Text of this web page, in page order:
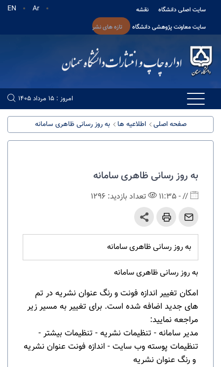
سایت اصلی دانشگاه
نقشه
سایت معاونت پژوهشی دانشگاه
تازه های نشر
EN Ar
امروز : 15 مرداد 1405
صفحه اصلی اطلاعیه ها به روز رسانی ظاهری سامانه
به روز رسانی ظاهری سامانه
// - 11:35 تعداد بازدید: 1296
به روز رسانی ظاهری سامانه
به روز رسانی ظاهری سامانه
امکان تغییر اندازه فونت و رنگ عنوان نشریه در تم
های جدید اضافه شده است. برای تغییر به مسیر زیر
مراجعه نمایید:
مدیر سامانه - تنظیمات نشریه - تنظیمات بیشتر -
تنظیمات پوسته وب سایت - اندازه فونت عنوان نشریه
و رنگ عنوان نشریه